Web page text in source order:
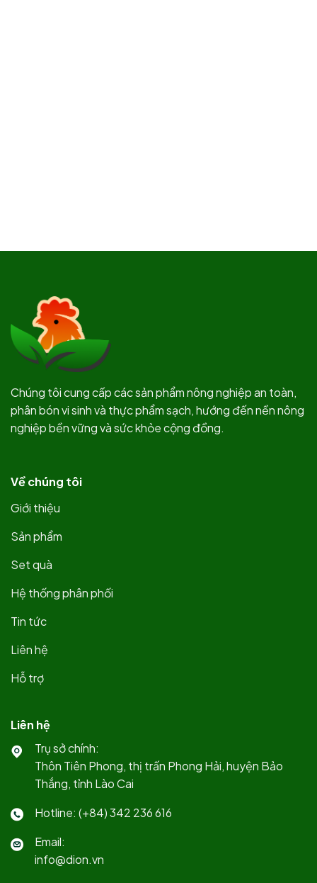
Chúng tôi cung cấp các sản phẩm nông nghiệp an toàn,
phân bón vi sinh và thực phẩm sạch, hướng đến nền nông
nghiệp bền vững và sức khỏe cộng đồng.
Về chúng tôi
Giới thiệu
Sản phẩm
Set quà
Hệ thống phân phối
Tin tức
Liên hệ
Hỗ trợ
Liên hệ
Trụ sở chính:
Thôn Tiên Phong, thị trấn Phong Hải, huyện Bảo
Thắng, tỉnh Lào Cai
Hotline: (+84) 342 236 616
Email:
info@dion.vn